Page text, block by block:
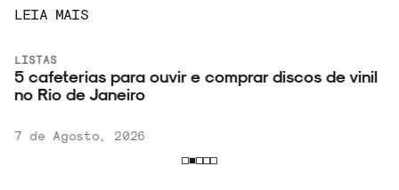
LEIA MAIS
LISTAS
5 cafeterias para ouvir e comprar discos de vinil
no Rio de Janeiro
7 de Agosto, 2026